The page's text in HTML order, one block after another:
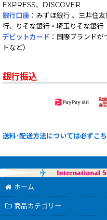
EXPRESS、DISCOVER
銀行口座 ：みずほ銀行 、三井住
行、りそな銀行・埼玉りそな銀行
デビットカード ：国際ブランド
トなど）
銀行振込
送料･配送方法については必ずこ
ホーム
商品カテゴリー